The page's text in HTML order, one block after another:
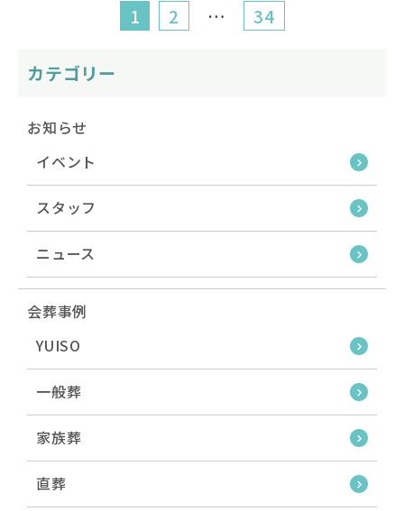
1 2 … 34
カテゴリー
お知らせ
イベント
スタッフ
ニュース
会葬事例
YUISO
一般葬
家族葬
直葬